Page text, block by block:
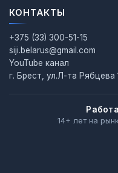
КОНТАКТЫ
+375 (33) 300-51-15
siji.belarus@gmail.com
YouTube канал
г. Брест, ул.Л-та Рябцева
14+ лет на